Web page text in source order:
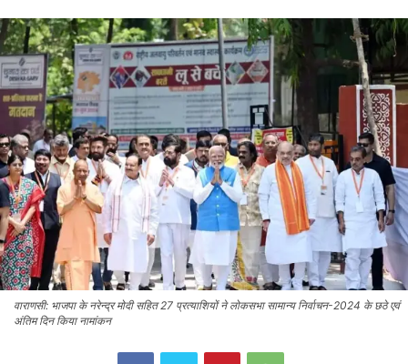
वाराणसी: भाजपा के नरेन्द्र मोदी सहित 27 प्रत्याशियों ने लोकसभा सामान्य निर्वाचन-2024 के छठे एवं
अंतिम दिन किया नामांकन